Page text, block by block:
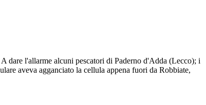
dare l'allarme alcuni pescatori di Paderno d'Adda (Lecco); i
aveva agganciato la cellula appena fuori da Robbiate,